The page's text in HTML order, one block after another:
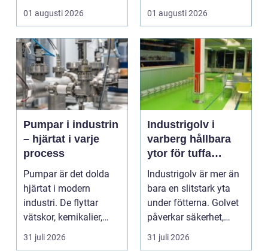
sten i näsvinge...
01 augusti 2026
total förlust av
byggna...
01 augusti 2026
Pumpar i industrin
– hjärtat i varje
process
Pumpar är det dolda
hjärtat i modern
industri. De flyttar
vätskor, kemikalier,
oljor,...
31 juli 2026
Industrigolv i
varberg hållbara
ytor för tuffa
miljöer
Industrigolv är mer än
bara en slitstark yta
under fötterna. Golvet
påverkar säkerhet,
arbetsmiljö, ...
31 juli 2026